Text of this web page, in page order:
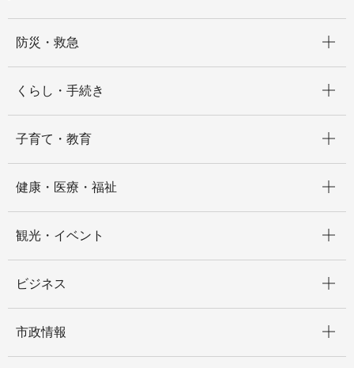
防災・救急
くらし・手続き
子育て・教育
健康・医療・福祉
観光・イベント
ビジネス
市政情報